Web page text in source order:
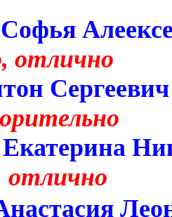
Софья
отлично
отлично